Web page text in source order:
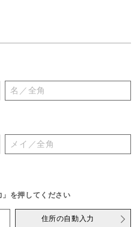
を押してください
住所の自動入力